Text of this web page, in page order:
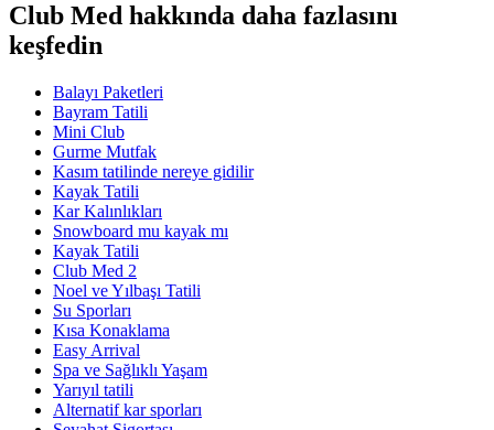
Club Med hakkında daha fazlasını
keşfedin
Balayı Paketleri
Bayram Tatili
Mini Club
Gurme Mutfak
Kasım tatilinde nereye gidilir
Kayak Tatili
Kar Kalınlıkları
Snowboard mu kayak mı
Kayak Tatili
Club Med 2
Noel ve Yılbaşı Tatili
Su Sporları
Kısa Konaklama
Easy Arrival
Spa ve Sağlıklı Yaşam
Yarıyıl tatili
Alternatif kar sporları